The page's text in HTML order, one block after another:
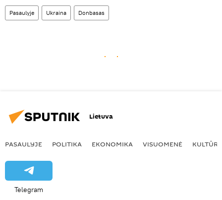
Pasaulyje Ukraina Donbasas
Lietuva
PASAULYJE POLITIKA EKONOMIKA VISUOMENĖ KULTŪRA
Telegram